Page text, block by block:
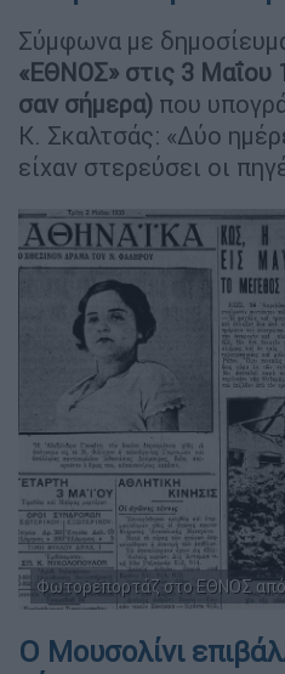
Σύμφωνα με
«ΕΘΝΟΣ» στις 3 Μαΐου
σαν σήμερα) που
Κ. Σκαλτσάς: «Δύο
είχαν στερεύσει οι
Φωτορεπορτάζ στο ΕΘΝΟΣ
Ο Μουσολίνι